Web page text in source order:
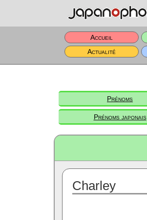
Accueil
Actualité
Prénoms
Prénoms japonais
Charley